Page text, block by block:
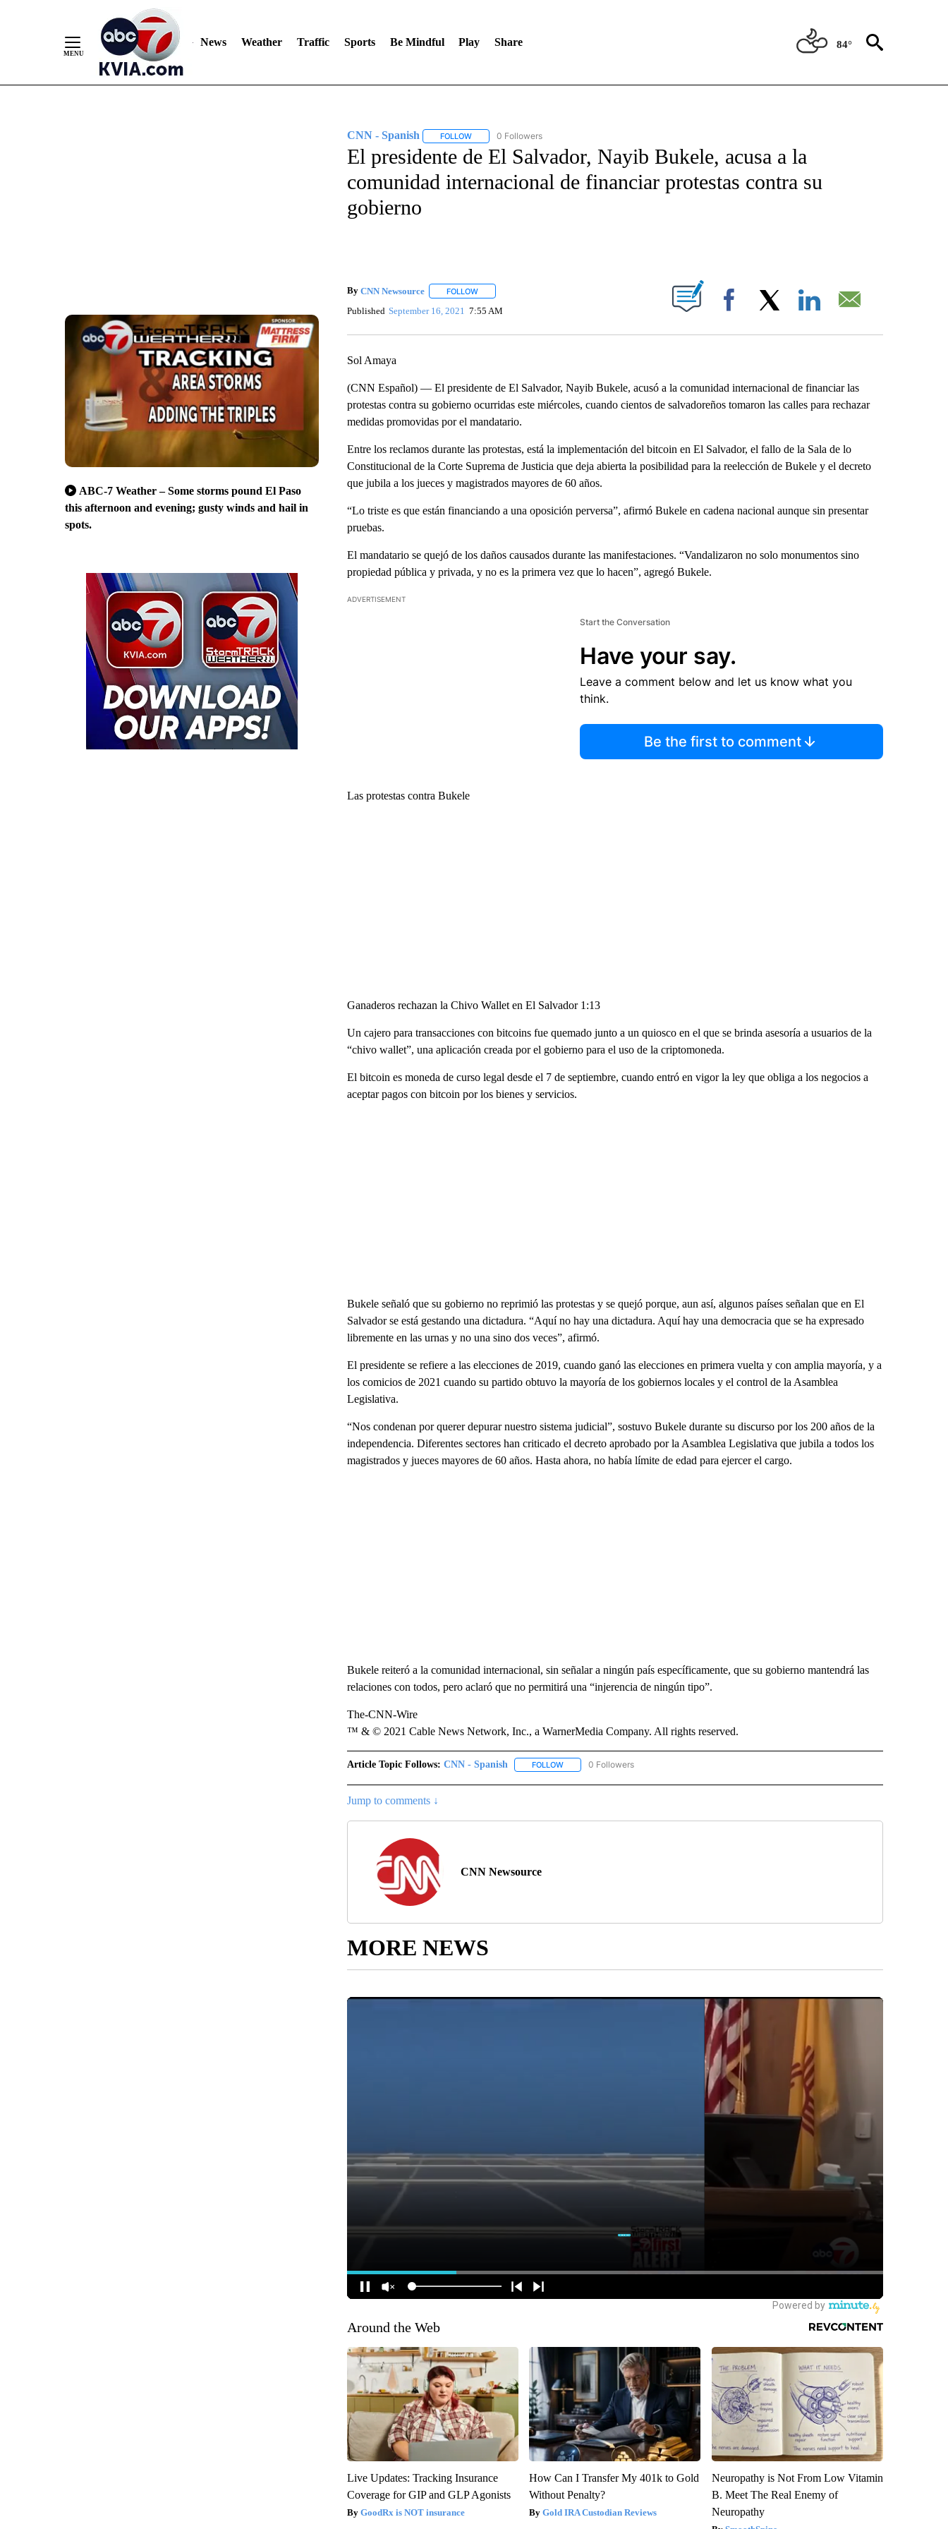
News Weather Traffic Sports Be Mindful Play Share 84°
ABC-7 Weather – Some storms pound El Paso
this afternoon and evening; gusty winds and hail in
spots.
CNN - Spanish FOLLOWFOLLOW "CNN - SPANISH" TO RECEIVE NOTIFICATIONS ABOUT NEW PAGES ON "CNN - SPANISH".
0 Followers
El presidente de El Salvador, Nayib Bukele, acusa a la
comunidad internacional de financiar protestas contra su
gobierno
By CNN Newsource FOLLOWFOLLOW "" TO RECEIVE NOTIFICATIONS ABOUT NEW PAGES ON "".
Published September 16, 2021 7:55 AM Facebook
Sol Amaya
(CNN Español) — El presidente de El Salvador, Nayib Bukele, acusó a la comunidad internacional de financiar las
protestas contra su gobierno ocurridas este miércoles, cuando cientos de salvadoreños tomaron las calles para rechazar
medidas promovidas por el mandatario.
Entre los reclamos durante las protestas, está la implementación del bitcoin en El Salvador, el fallo de la Sala de lo
Constitucional de la Corte Suprema de Justicia que deja abierta la posibilidad para la reelección de Bukele y el decreto
que jubila a los jueces y magistrados mayores de 60 años.
“Lo triste es que están financiando a una oposición perversa”, afirmó Bukele en cadena nacional aunque sin presentar
pruebas.
El mandatario se quejó de los daños causados durante las manifestaciones. “Vandalizaron no solo monumentos sino
propiedad pública y privada, y no es la primera vez que lo hacen”, agregó Bukele.
ADVERTISEMENT
Start the Conversation
Have your say.
Leave a comment below and let us know what you
think.
Be the first to comment
Las protestas contra Bukele
Ganaderos rechazan la Chivo Wallet en El Salvador 1:13
Un cajero para transacciones con bitcoins fue quemado junto a un quiosco en el que se brinda asesoría a usuarios de la
“chivo wallet”, una aplicación creada por el gobierno para el uso de la criptomoneda.
El bitcoin es moneda de curso legal desde el 7 de septiembre, cuando entró en vigor la ley que obliga a los negocios a
aceptar pagos con bitcoin por los bienes y servicios.
Bukele señaló que su gobierno no reprimió las protestas y se quejó porque, aun así, algunos países señalan que en El
Salvador se está gestando una dictadura. “Aquí no hay una dictadura. Aquí hay una democracia que se ha expresado
libremente en las urnas y no una sino dos veces”, afirmó.
El presidente se refiere a las elecciones de 2019, cuando ganó las elecciones en primera vuelta y con amplia mayoría, y a
los comicios de 2021 cuando su partido obtuvo la mayoría de los gobiernos locales y el control de la Asamblea
Legislativa.
“Nos condenan por querer depurar nuestro sistema judicial”, sostuvo Bukele durante su discurso por los 200 años de la
independencia. Diferentes sectores han criticado el decreto aprobado por la Asamblea Legislativa que jubila a todos los
magistrados y jueces mayores de 60 años. Hasta ahora, no había límite de edad para ejercer el cargo.
Bukele reiteró a la comunidad internacional, sin señalar a ningún país específicamente, que su gobierno mantendrá las
relaciones con todos, pero aclaró que no permitirá una “injerencia de ningún tipo”.
The-CNN-Wire
™ & © 2021 Cable News Network, Inc., a WarnerMedia Company. All rights reserved.
Article Topic Follows: CNN - Spanish FOLLOWFOLLOW "CNN - SPANISH" TO RECEIVE NOTIFICATIONS ABOUT NEW PAGES ON "CNN - SPANISH".
0 Followers
Jump to comments ↓
CNN Newsource
MORE NEWS
Around the Web
Live Updates: Tracking Insurance
Coverage for GIP and GLP Agonists
GoodRx is NOT insurance
How Can I Transfer My 401k to Gold
Without Penalty?
Gold IRA Custodian Reviews
Neuropathy is Not From Low Vitamin
B. Meet The Real Enemy of
Neuropathy